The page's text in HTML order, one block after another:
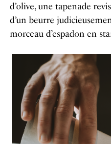
d’olive, une tapenade
d’un beurre
morceau d’espadon en